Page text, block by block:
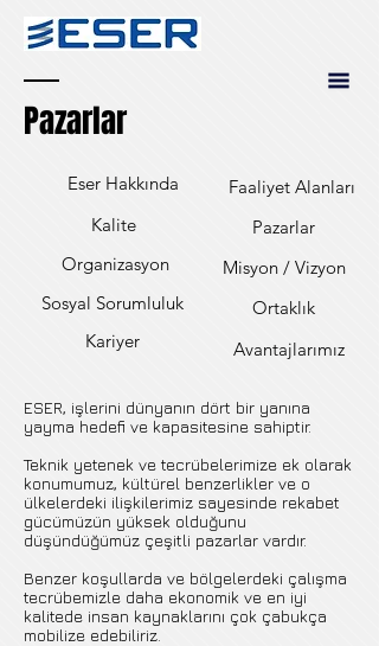
Pazarlar
Eser Hakkında
Kalite
Organizasyon
Sosyal Sorumluluk
Kariyer
Faaliyet Alanları
Pazarlar
Misyon / Vizyon
Ortaklık
Avantajlarımız
ESER, işlerini dünyanın dört bir yanına
yayma hedefi ve kapasitesine sahiptir.
Teknik yetenek ve tecrübelerimize ek olarak
konumumuz, kültürel benzerlikler ve o
ülkelerdeki ilişkilerimiz sayesinde rekabet
gücümüzün yüksek olduğunu
düşündüğümüz çeşitli pazarlar vardır.
Benzer koşullarda ve bölgelerdeki çalışma
tecrübemizle daha ekonomik ve en iyi
kalitede insan kaynaklarını çok çabukça
mobilize edebiliriz.